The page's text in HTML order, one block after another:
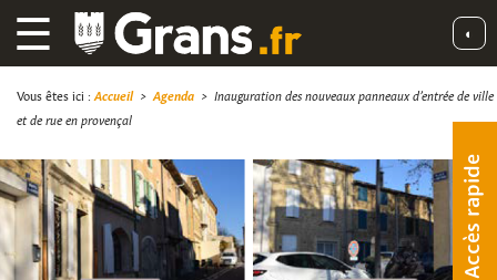
☰ ◐
Accès rapide
Vous êtes ici : Accueil> Agenda > Inauguration des nouveaux panneaux d’entrée de ville
et de rue en provençal